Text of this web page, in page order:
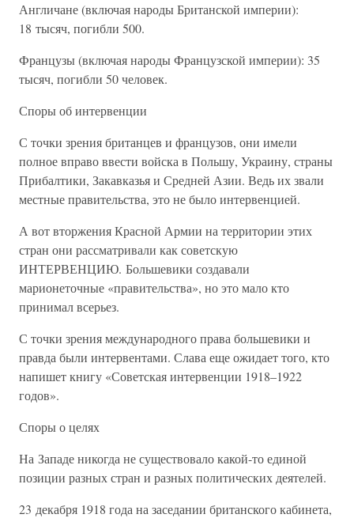
Англичане (включая народы Британской империи):
18 тысяч, погибли 500.
Французы (включая народы Французской империи): 35
тысяч, погибли 50 человек.
Споры об интервенции
С точки зрения британцев и французов, они имели
полное вправо ввести войска в Польшу, Украину, страны
Прибалтики, Закавказья и Средней Азии. Ведь их звали
местные правительства, это не было интервенцией.
А вот вторжения Красной Армии на территории этих
стран они рассматривали как советскую
ИНТЕРВЕНЦИЮ. Большевики создавали
марионеточные «правительства», но это мало кто
принимал всерьез.
С точки зрения международного права большевики и
правда были интервентами. Слава еще ожидает того, кто
напишет книгу «Советская интервенции 1918–1922
годов».
Споры о целях
На Западе никогда не существовало какой-то единой
позиции разных стран и разных политических деятелей.
23 декабря 1918 года на заседании британского кабинета,